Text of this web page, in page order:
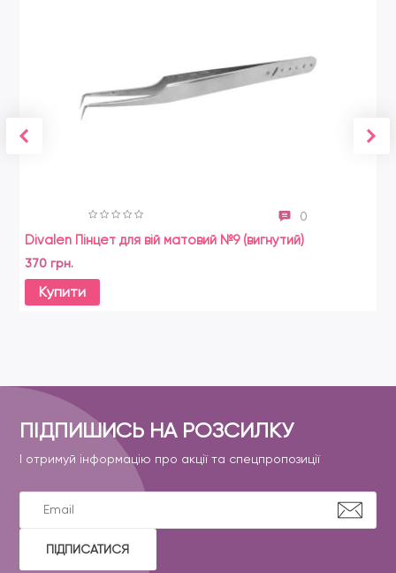
0
Divalen Пінцет для вій матовий №9 (вигнутий)
370 грн.
Купити
ПІДПИШИСЬ НА РОЗСИЛКУ
І отримуй інформацію про акції та спецпропозиції
ПІДПИСАТИСЯ